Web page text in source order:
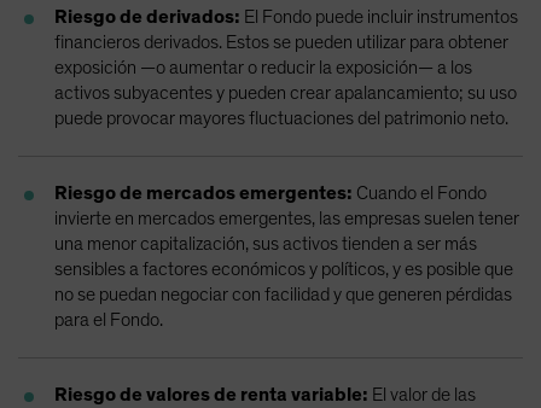
Riesgo de derivados: El Fondo puede incluir instrumentos
financieros derivados. Estos se pueden utilizar para obtener
exposición —o aumentar o reducir la exposición— a los
activos subyacentes y pueden crear apalancamiento; su uso
puede provocar mayores fluctuaciones del patrimonio neto.
Riesgo de mercados emergentes: Cuando el Fondo
invierte en mercados emergentes, las empresas suelen tener
una menor capitalización, sus activos tienden a ser más
sensibles a factores económicos y políticos, y es posible que
no se puedan negociar con facilidad y que generen pérdidas
para el Fondo.
Riesgo de valores de renta variable: El valor de las